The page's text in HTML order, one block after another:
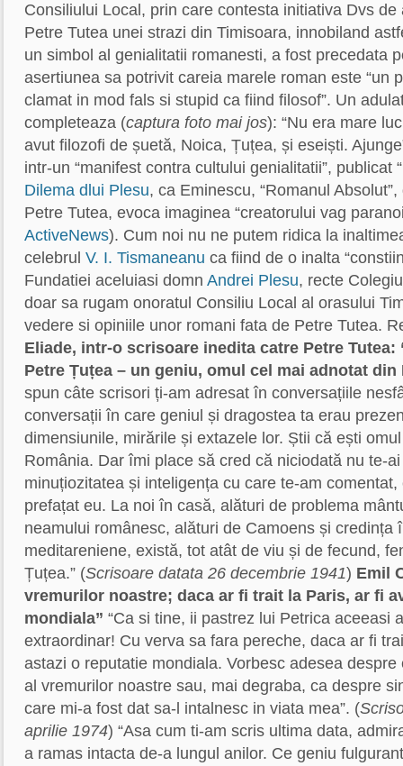
Consiliului Local, prin care contesta initiativa Dvs
Petre Tutea unei strazi din Timisoara, innobiland
un simbol al genialitatii romanesti, a fost precedata
asertiunea sa potrivit careia marele roman este “un
clamat in mod fals si stupid ca fiind filosof”. Un
completeaza (captura foto mai jos): “Nu era mare
avut filozofi de șuetă, Noica, Țuțea, și eseiști.
intr-un “manifest contra cultului genialitatii”, publicat
Dilema dlui Plesu, ca Eminescu, “Romanul
Petre Tutea, evoca imaginea “creatorului vag
ActiveNews). Cum noi nu ne putem ridica la
celebrul V. I. Tismaneanu ca fiind de o inalta
Fundatiei aceluiasi domn Andrei Plesu, recte
doar sa rugam onoratul Consiliu Local al orasului
vedere si opiniile unor romani fata de Petre Tutea.
Eliade, intr-o scrisoare inedita catre Petre
Petre Țuțea – un geniu, omul cel mai adnotat din
spun câte scrisori ți-am adresat în conversațiile
conversații în care geniul și dragostea ta erau
dimensiunile, mirările și extazele lor. Știi că ești
România. Dar îmi place să cred că niciodată nu te-
minuțiozitatea și inteligența cu care te-am
prefațat eu. La noi în casă, alături de problema
neamului românesc, alături de Camoens și credința
meditareniene, există, tot atât de viu și de fecund,
Țuțea.” (Scrisoare datata 26 decembrie 1941) Emil
vremurilor noastre; daca ar fi trait la Paris, ar fi
mondiala” “Ca si tine, ii pastrez lui Petrica aceeasi
extraordinar! Cu verva sa fara pereche, daca ar fi
astazi o reputatie mondiala. Vorbesc adesea
al vremurilor noastre sau, mai degraba, ca despre
care mi-a fost dat sa-l intalnesc in viata mea”. (
aprilie 1974) “Asa cum ti-am scris ultima data,
a ramas intacta de-a lungul anilor. Ce geniu